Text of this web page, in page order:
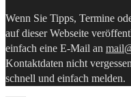
Wenn Sie Tipps, Termine
auf dieser Webseite
einfach eine E-Mail an
Kontaktdaten nicht
schnell und einfach melden.